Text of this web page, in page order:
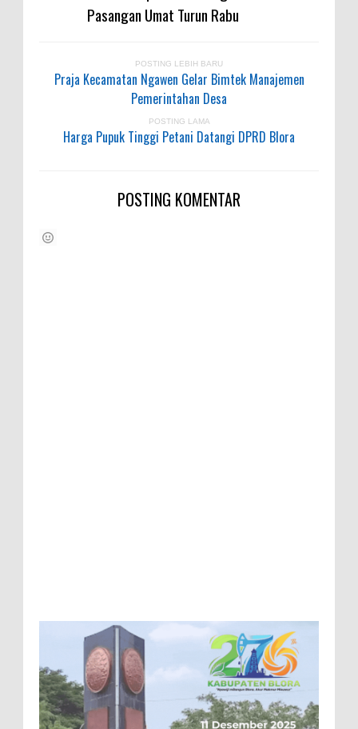
Pasangan Umat Turun Rabu
POSTING LEBIH BARU
Praja Kecamatan Ngawen Gelar Bimtek Manajemen
Pemerintahan Desa
POSTING LAMA
Harga Pupuk Tinggi Petani Datangi DPRD Blora
POSTING KOMENTAR